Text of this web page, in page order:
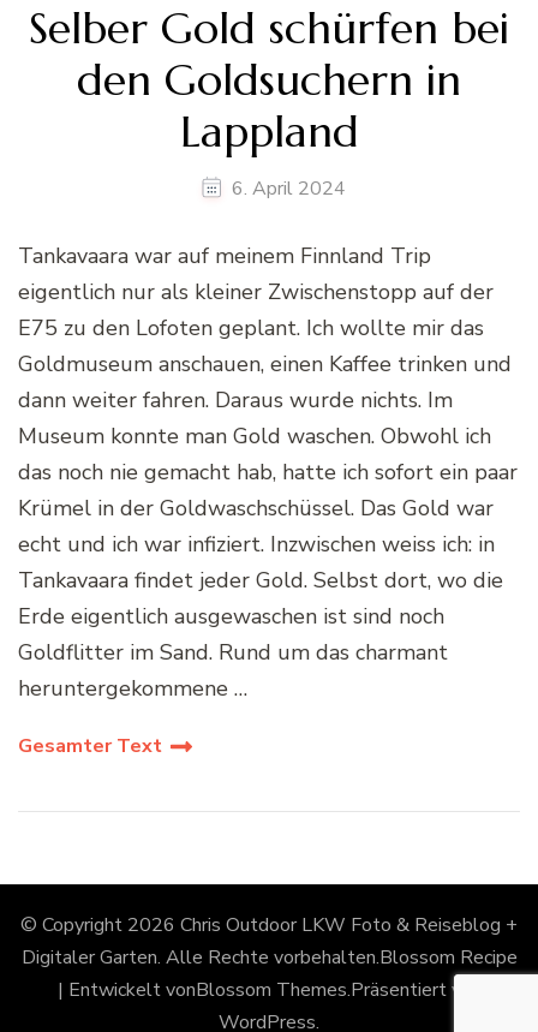
Selber Gold schürfen bei
den Goldsuchern in
Lappland
6. April 2024
Tankavaara war auf meinem Finnland Trip
eigentlich nur als kleiner Zwischenstopp auf der
E75 zu den Lofoten geplant. Ich wollte mir das
Goldmuseum anschauen, einen Kaffee trinken und
dann weiter fahren. Daraus wurde nichts. Im
Museum konnte man Gold waschen. Obwohl ich
das noch nie gemacht hab, hatte ich sofort ein paar
Krümel in der Goldwaschschüssel. Das Gold war
echt und ich war infiziert. Inzwischen weiss ich: in
Tankavaara findet jeder Gold. Selbst dort, wo die
Erde eigentlich ausgewaschen ist sind noch
Goldflitter im Sand. Rund um das charmant
heruntergekommene …
Gesamter Text
© Copyright 2026 Chris Outdoor LKW Foto & Reiseblog +
Digitaler Garten. Alle Rechte vorbehalten.Blossom Recipe
| Entwickelt vonBlossom Themes.Präsentiert von
WordPress.